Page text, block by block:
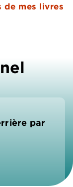
de mes livres
par